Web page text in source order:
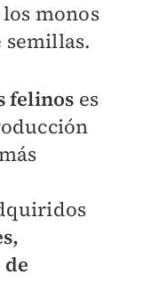
monos
semillas.
felinos es